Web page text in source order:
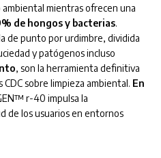
mientras ofrecen una
de hongos y bacterias.
de punto por urdimbre, dividida
y patógenos incluso
, son la herramienta definitiva
CDC sobre limpieza ambiental. En
r-40 impulsa la
de los usuarios en entornos